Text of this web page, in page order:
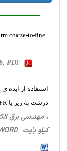
coarse-to-fine
PDF
استفاده از ایده
درشت به ریز یا CFFR
کیلو بایت WORD